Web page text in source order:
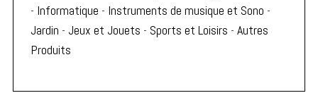
- Informatique - Instruments de musique et Sono -
Jardin - Jeux et Jouets - Sports et Loisirs - Autres
Produits